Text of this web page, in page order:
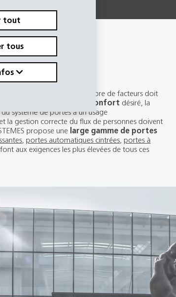
tout
tous
un grand nombre de facteurs doit
et le type de bâtiment, le
confort désiré, la
système de portes à un usage
et la gestion correcte du flux de personnes doivent
propose une large gamme de portes
, portes automatiques cintrées, portes à
aux exigences les plus élevées de tous ces